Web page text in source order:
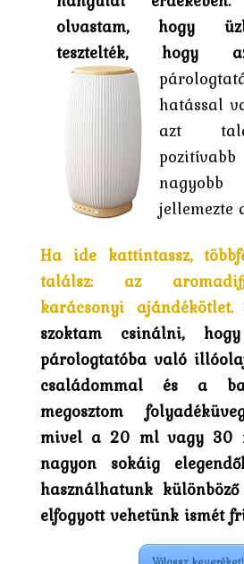
olvastam, hogy
tesztelték, hogy
hatással
azt
jellemezte
Ha ide kattintassz,
találsz: az
karácsonyi ajándékötlet.
szoktam csinálni,
párologtatóba való
családommal és a
megosztom
mivel a 20 ml vagy 30
nagyon sokáig
használhatunk
elfogyott vehetünk ismét